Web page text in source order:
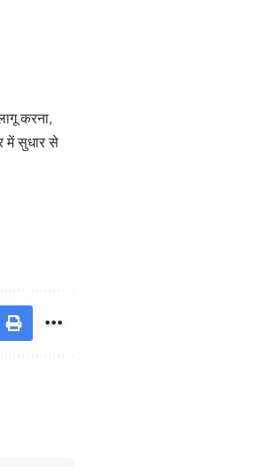
करना,
में सुधार से